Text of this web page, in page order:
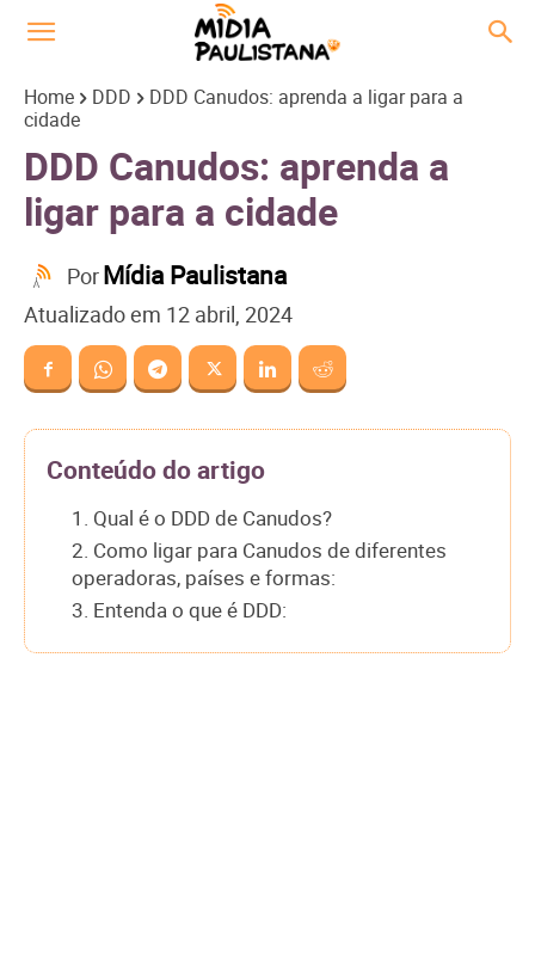
Home DDD
DDD Canudos: aprenda a ligar para a
cidade
DDD Canudos: aprenda a
ligar para a cidade
PorMídia Paulistana
Atualizado em 12 abril, 2024
Conteúdo do artigo
1. Qual é o DDD de Canudos?
2. Como ligar para Canudos de diferentes
operadoras, países e formas:
3. Entenda o que é DDD: